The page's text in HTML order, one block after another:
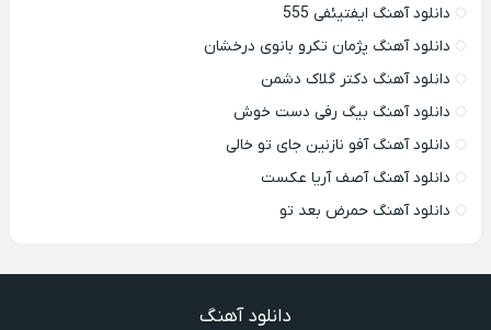
دانلود آهنگ ایفتیئفی 555
دانلود آهنگ پژمان تکرو بانوی درخشان
دانلود آهنگ دکتر گلاک دشمن
دانلود آهنگ بیگ رفی دست خوش
دانلود آهنگ آفو نازنین جای تو خالی
دانلود آهنگ آصف آریا عکست
دانلود آهنگ حمرض بعد تو
دانلود آهنگ